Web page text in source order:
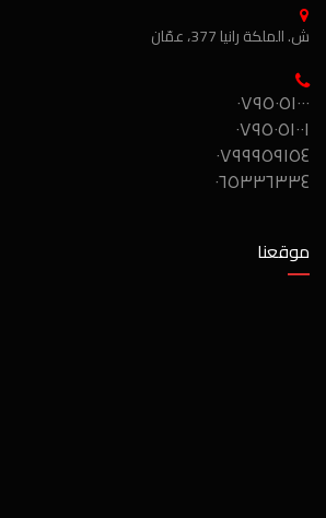
ش. الملكة رانيا 377، عمّان
٠٧٩٥٠٥١٠٠٠
٠٧٩٥٠٥١٠٠١
٠٧٩٩٩٥٩١٥٤
٠٦٥٣٣٦٣٣٤
موقعنا